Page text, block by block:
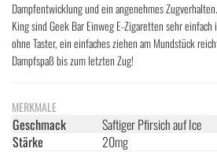
Dampfentwicklung und ein angenehmes
King sind Geek Bar Einweg E-Zigaretten sehr
ohne Taster, ein einfaches ziehen am Mundstück
Dampfspaß bis zum letzten Zug!
MERKMALE
Geschmack
Saftiger Pfirsich auf Ice
Stärke
20mg